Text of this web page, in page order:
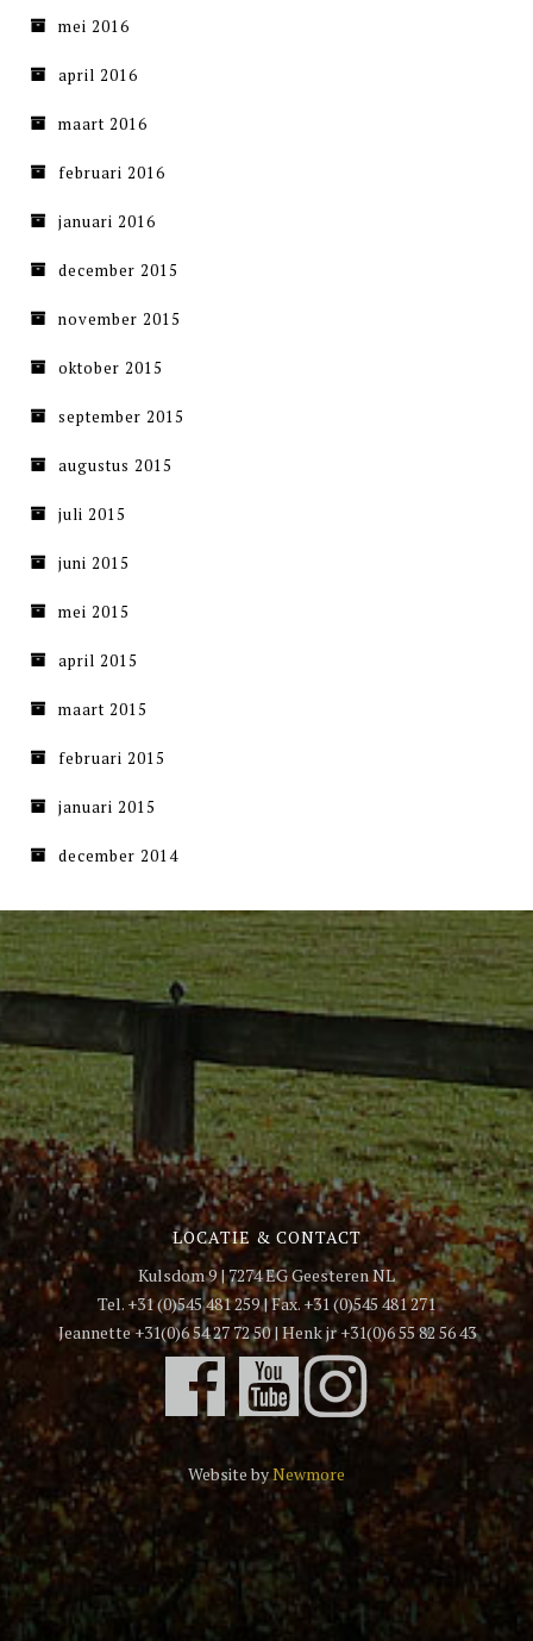
mei 2016
april 2016
maart 2016
februari 2016
januari 2016
december 2015
november 2015
oktober 2015
september 2015
augustus 2015
juli 2015
juni 2015
mei 2015
april 2015
maart 2015
februari 2015
januari 2015
december 2014
LOCATIE & CONTACT
Kulsdom 9 | 7274 EG Geesteren NL
Tel. +31 (0)545 481 259 | Fax. +31 (0)545 481 271
Jeannette +31(0)6 54 27 72 50 | Henk jr +31(0)6 55 82 56 43
Website byNewmore